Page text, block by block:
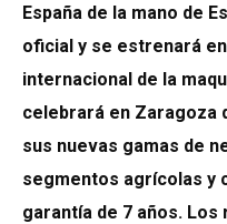
España de la mano de
oficial y se estrenará
internacional de la
celebrará en Zaragoza
sus nuevas gamas de
segmentos agrícolas y
garantía de 7 años. Los